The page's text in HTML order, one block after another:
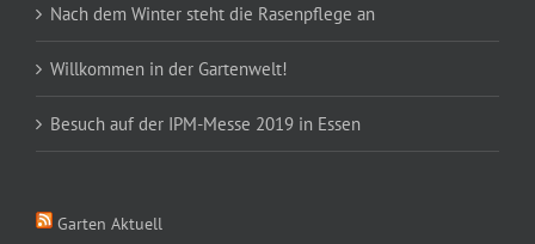
Nach dem Winter steht die Rasenpflege an
Willkommen in der Gartenwelt!
Besuch auf der IPM-Messe 2019 in Essen
Garten Aktuell